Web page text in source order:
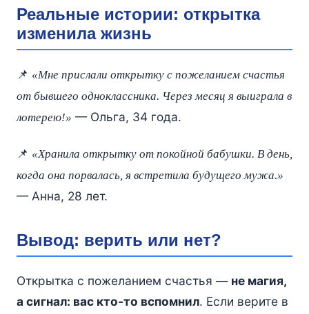
Реальные истории: открытка
изменила жизнь
📌 «Мне прислали открытку с пожеланием счастья
от бывшего одноклассника. Через месяц я выиграла в
лотерею!» — Ольга, 34 года.
📌 «Хранила открытку от покойной бабушки. В день,
когда она порвалась, я встретила будущего мужа.»
— Анна, 28 лет.
Вывод: верить или нет?
Открытка с пожеланием счастья — не магия,
а сигнал: вас кто-то вспомнил. Если верите в